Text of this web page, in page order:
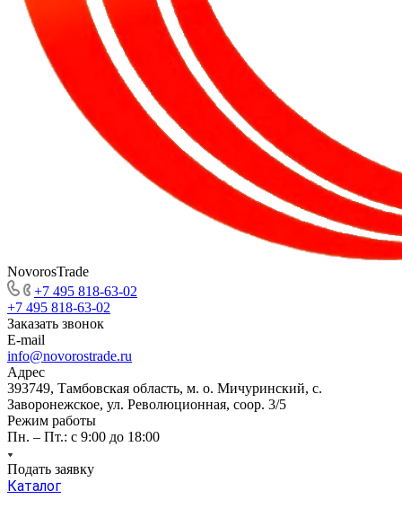
NovorosTrade
+7 495 818-63-02
+7 495 818-63-02
Заказать звонок
E-mail
info@novorostrade.ru
Адрес
393749, Тамбовская область, м. о. Мичуринский, с.
Заворонежское, ул. Революционная, соор. 3/5
Режим работы
Пн. – Пт.: с 9:00 до 18:00
Подать заявку
Каталог